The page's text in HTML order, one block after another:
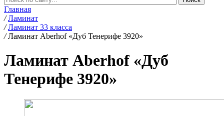
Главная
/ Ламинат
/ Ламинат 33 класса
/ Ламинат Aberhof «Дуб Тенерифе 3920»
Ламинат Aberhof «Дуб
Тенерифе 3920»